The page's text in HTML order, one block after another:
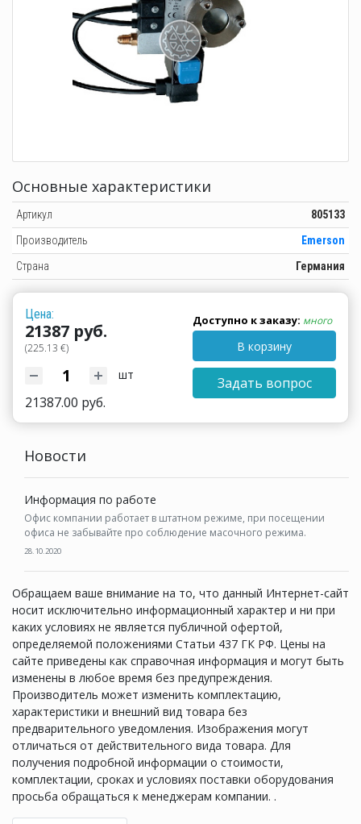
Основные характеристики
Артикул
805133
Производитель
Emerson
Страна
Германия
Цена:
21387 руб.
(225.13 €)
шт
21387.00 руб.
Доступно к заказу: много
В корзину
Задать вопрос
Новости
Информация по работе
Офис компании работает в штатном режиме, при посещении
офиса не забывайте про соблюдение масочного режима.
28.10.2020
Обращаем ваше внимание на то, что данный Интернет-сайт
носит исключительно информационный характер и ни при
каких условиях не является публичной офертой,
определяемой положениями Статьи 437 ГК РФ. Цены на
сайте приведены как справочная информация и могут быть
изменены в любое время без предупреждения.
Производитель может изменить комплектацию,
характеристики и внешний вид товара без
предварительного уведомления. Изображения могут
отличаться от действительного вида товара. Для
получения подробной информации о стоимости,
комплектации, сроках и условиях поставки оборудования
просьба обращаться к менеджерам компании. .